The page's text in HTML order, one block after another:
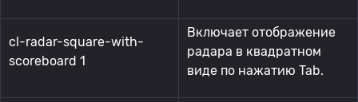
cl-radar-square-with-
scoreboard 1
Включает отображение
радара в квадратном
виде по нажатию Tab.